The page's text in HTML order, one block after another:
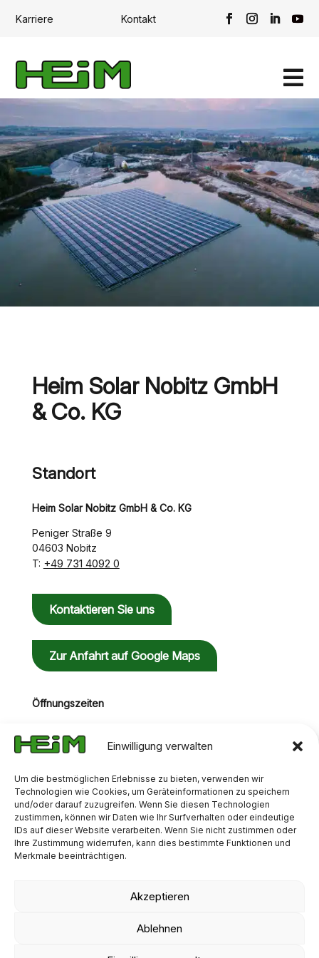
Einwilligung verwalten
Um die bestmöglichen Erlebnisse zu bieten, verwenden wir
Technologien wie Cookies, um Geräteinformationen zu speichern
und/oder darauf zuzugreifen. Wenn Sie diesen Technologien
zustimmen, können wir Daten wie Ihr Surfverhalten oder eindeutige
IDs auf dieser Website verarbeiten. Wenn Sie nicht zustimmen oder
Ihre Zustimmung widerrufen, kann dies bestimmte Funktionen und
Merkmale beeinträchtigen.
Akzeptieren
Ablehnen
Karriere Kontakt

Heim Solar Nobitz GmbH
& Co. KG
Standort
Heim Solar Nobitz GmbH & Co. KG
Peniger Straße 9
04603 Nobitz
T: +49 731 4092 0
Kontaktieren Sie uns
Zur Anfahrt auf Google Maps
Öffnungszeiten
Fr: 07:00 Uhr - 16:00 Uhr
IMPRESSUM DATENSCHUTZ